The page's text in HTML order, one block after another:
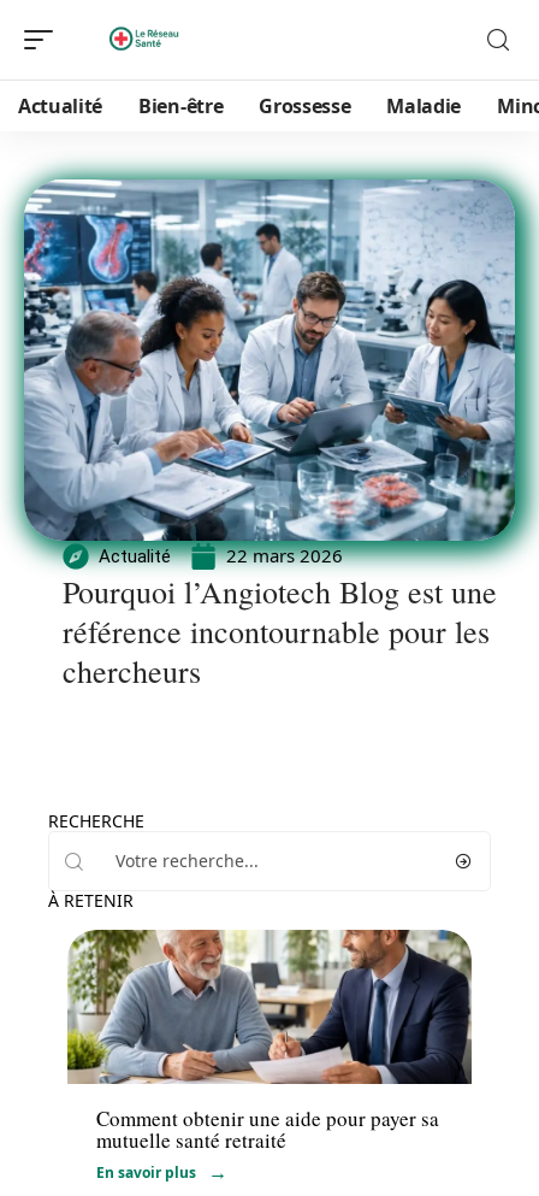
Actualité Bien-être Grossesse Maladie
Actualité 22 mars 2026
Pourquoi l’Angiotech Blog est une
référence incontournable pour les
chercheurs
RECHERCHE
À RETENIR
Santé
Comment obtenir une aide pour payer sa
mutuelle santé retraité
En savoir plus